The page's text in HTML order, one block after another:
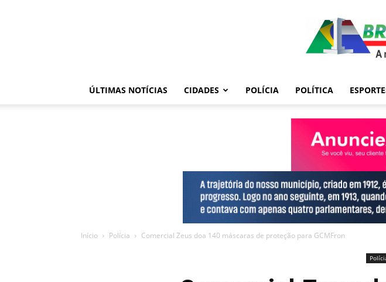
ÚLTIMAS NOTÍCIAS CIDADES POLÍCIA POLÍTICA
Início Polícia Comercial Zeus doa 140 máscaras de proteção para GCMFron